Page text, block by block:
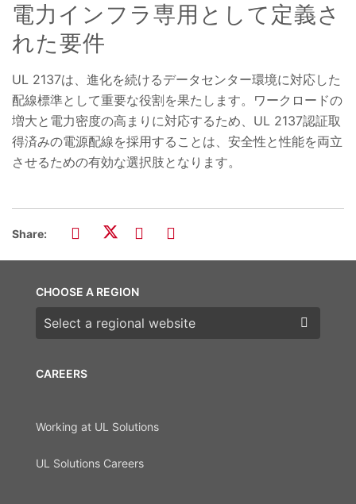
電力インフラ専用として定義さ
れた要件
UL 2137は、進化を続けるデータセンター環境に対応した
配線標準として重要な役割を果たします。ワークロードの
増大と電力密度の高まりに対応するため、UL 2137認証取
得済みの電源配線を採用することは、安全性と性能を両立
させるための有効な選択肢となります。
Share:
CAREERS
Working at UL Solutions
UL Solutions Careers
CHOOSE A REGION
Choose a region